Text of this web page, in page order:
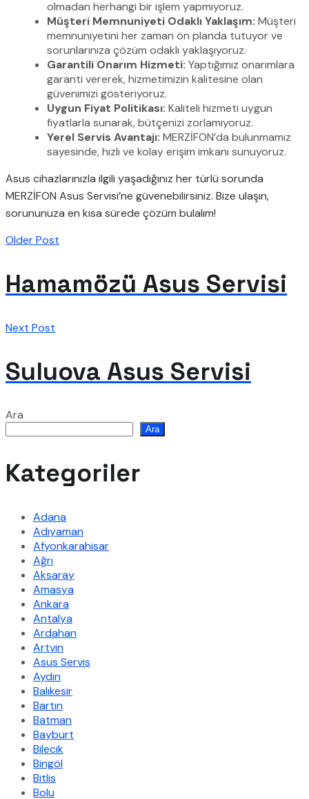
olmadan herhangi bir işlem yapmıyoruz.
Müşteri Memnuniyeti Odaklı Yaklaşım: Müşteri
memnuniyetini her zaman ön planda tutuyor ve
sorunlarınıza çözüm odaklı yaklaşıyoruz.
Garantili Onarım Hizmeti: Yaptığımız onarımlara
garanti vererek, hizmetimizin kalitesine olan
güvenimizi gösteriyoruz.
Uygun Fiyat Politikası: Kaliteli hizmeti uygun
fiyatlarla sunarak, bütçenizi zorlamıyoruz.
Yerel Servis Avantajı: MERZİFON’da bulunmamız
sayesinde, hızlı ve kolay erişim imkanı sunuyoruz.
Asus cihazlarınızla ilgili yaşadığınız her türlü sorunda
MERZİFON Asus Servisi’ne güvenebilirsiniz. Bize ulaşın,
sorununuza en kısa sürede çözüm bulalım!
Older Post
Hamamözü Asus Servisi
Next Post
Suluova Asus Servisi
Ara
Ara
Kategoriler
Adana
Adıyaman
Afyonkarahisar
Ağrı
Aksaray
Amasya
Ankara
Antalya
Ardahan
Artvin
Asus Servis
Aydın
Balıkesir
Bartın
Batman
Bayburt
Bilecik
Bingöl
Bitlis
Bolu